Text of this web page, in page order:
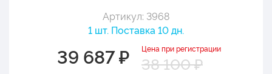
Артикул: 3968
1 шт. Поставка 10 дн.
39 687 ₽ Цена при регистрации
38 100 ₽